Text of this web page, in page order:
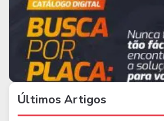
Últimos Artigos